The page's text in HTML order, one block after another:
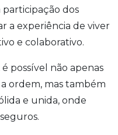
participação dos
a experiência de viver
e colaborativo.
possível não apenas
ordem, mas também
e unida, onde